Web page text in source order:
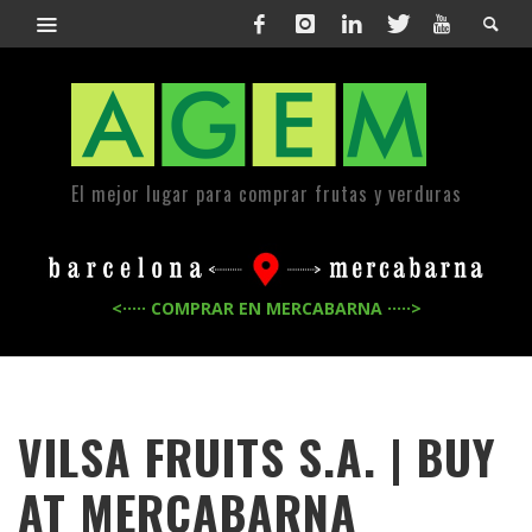
El mejor lugar para comprar frutas y verduras
<····· COMPRAR EN MERCABARNA ·····>
VILSA FRUITS S.A. | BUY
AT MERCABARNA